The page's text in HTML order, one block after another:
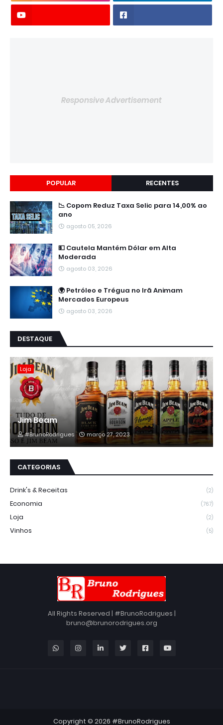
Responsive Advertisement
POPULAR RECENTES
📉 Copom Reduz Taxa Selic para 14,00% ao
ano
agosto 05, 2026
💵 Cautela Mantém Dólar em Alta
Moderada
agosto 03, 2026
🌍 Petróleo e Trégua no Irã Animam
Mercados Europeus
agosto 03, 2026
DESTAQUE
Loja
Jim Beam
#BrunoRodrigues março 27, 2023
CATEGORIAS
Drink's & Receitas (2)
Economia (767)
Loja (2)
Vinhos (5)
All Rights Reserved | #BrunoRodrigues |
bruno@brunorodrigues.org
Copyright © 2026 #BrunoRodrigues